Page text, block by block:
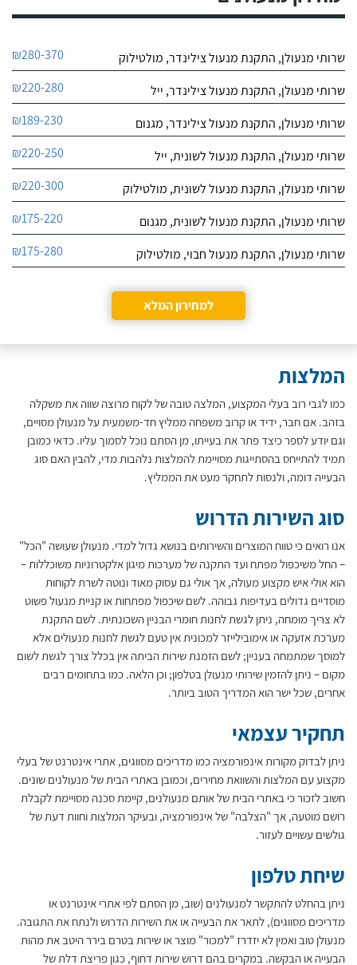
שרותי מנעולן, התקנת מנעול צילינדר, מולטילוק ₪280-370
שרותי מנעולן, התקנת מנעול צילינדר, ייל ₪220-280
שרותי מנעולן, התקנת מנעול צילינדר, מגנום ₪189-230
שרותי מנעולן, התקנת מנעול לשונית, ייל ₪220-250
שרותי מנעולן, התקנת מנעול לשונית, מולטילוק ₪220-300
שרותי מנעולן, התקנת מנעול לשונית, מגנום ₪175-220
שרותי מנעולן, התקנת מנעול חבוי, מולטילוק ₪175-280
למחירון המלא
המלצות
כמו לגבי רוב בעלי המקצוע, המלצה טובה של לקוח מרוצה שווה את משקלה
בזהב. אם חבר, ידיד או קרוב משפחה ממליץ חד-משמעית על מנעולן מסויים,
וגם יודע לספר כיצד פתר את בעייתו, מן הסתם נוכל לסמוך עליו. כדאי כמובן
תמיד להתייחס בהסתייגות מסויימת להמלצות נלהבות מדי, להבין האם סוג
הבעייה דומה, ולנסות לתחקר מעט את הממליץ.
סוג השירות הדרוש
אנו רואים כי טווח המוצרים והשירותים בנושא גדול למדי. מנעולן שעושה "הכל"
– החל משיכפול מפתח ועד התקנה של מערכות מיגון אלקטרוניות משוכללות –
הוא אולי איש מקצוע מעולה, אך אולי גם עסוק מאוד ונוטה לשרת לקוחות
מוסדיים גדולים בעדיפות גבוהה. לשם שיכפול מפתחות או קניית מנעול פשוט
לא צריך מומחה, ניתן לגשת לחנות חומרי הבניין השכונתית. לשם התקנת
מערכת אזעקה או אימובילייזר למכונית אין טעם לגשת לחנות מנעולים אלא
למוסך שמתמחה בעניין; לשם הזמנת שירות הביתה אין בכלל צורך לגשת לשום
מקום – ניתן להזמין שירותי מנעולן בטלפון; וכן הלאה. כמו בתחומים רבים
אחרים, שכל ישר הוא המדריך הטוב ביותר.
תחקיר עצמאי
ניתן לבדוק מקורות אינפורמציה כמו מדריכים מסווגים, אתרי אינטרנט של בעלי
מקצוע עם המלצות והשוואת מחירים, וכמובן באתרי הבית של מנעולנים שונים.
חשוב לזכור כי באתרי הבית של אותם מנעולנים, קיימת סכנה מסויימת לקבלת
רושם מוטעה, אך "הצלבה" של אינפורמציה, ובעיקר המלצות וחוות דעת של
גולשים עשויים לעזור.
שיחת טלפון
ניתן בהחלט להתקשר למנעולנים (שוב, מן הסתם לפי אתרי אינטרנט או
מדריכים מסווגים), לתאר את הבעייה או את השירות הדרוש ולנתח את התגובה.
מנעולן טוב ואמין לא יזדרז "למכור" מוצר או שירות בטרם בירר היטב את מהות
הבעייה או הבקשה. במקרים בהם דרוש שירות דחוף, כגון פריצת דלת של